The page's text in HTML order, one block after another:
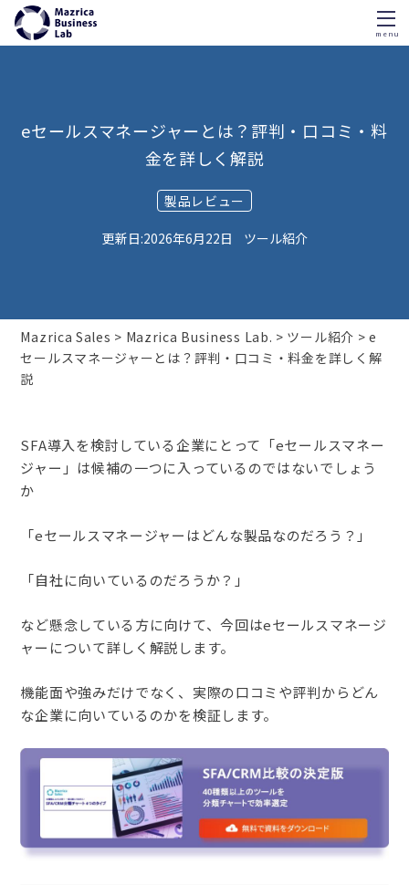
menu
eセールスマネージャーとは？評判・口コミ・料
金を詳しく解説
製品レビュー
2026年6月22日 ツール紹介
Mazrica Sales Mazrica Business Lab. ツール紹介
e
セールスマネージャーとは？評判・口コミ・料金を詳しく解
説
SFA導入を検討している企業にとって「eセールスマネー
ジャー」は候補の一つに入っている のではないでしょう
か
「eセールスマネージャーはどんな製品なのだろう？」
「自社に向いているのだろうか？」
など懸念している方に向けて、今回はeセールスマネージ
ャーについて詳しく解説します。
機能面や強みだけでなく、実際の口コミや評判からどん
な企業に向いているのかを検証します。